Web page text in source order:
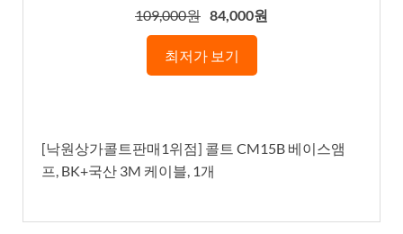
109,000원 84,000원
최저가 보기
[낙원상가콜트판매1위점] 콜트 CM15B 베이스앰
프, BK+국산 3M 케이블, 1개